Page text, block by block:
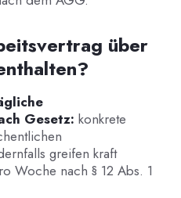
über
Gesetz: konkrete
greifen kraft
Woche nach § 12 Abs. 1